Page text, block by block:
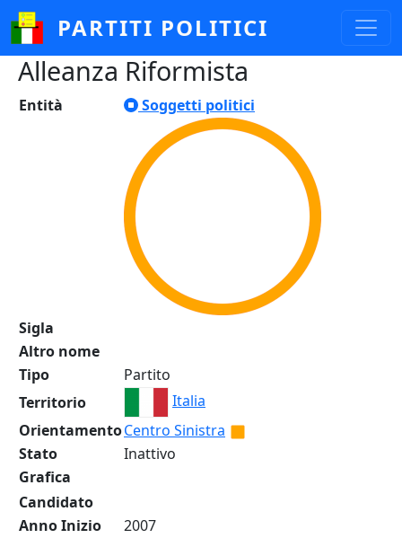
Salta al contenuto principale
PARTITI POLITICI
Alleanza Riformista
Entità Soggetti politici
Sigla
Altro nome
Tipo
Partito
Territorio
Italia
OrientamentoCentro Sinistra
Stato
Inattivo
Grafica
Candidato
Anno Inizio
2007